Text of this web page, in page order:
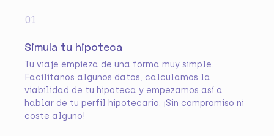
01
Simula tu hipoteca
Tu viaje empieza de una forma muy simple.
Facilítanos algunos datos, calculamos la
viabilidad de tu hipoteca y empezamos así a
hablar de tu perfil hipotecario. ¡Sin compromiso ni
coste alguno!